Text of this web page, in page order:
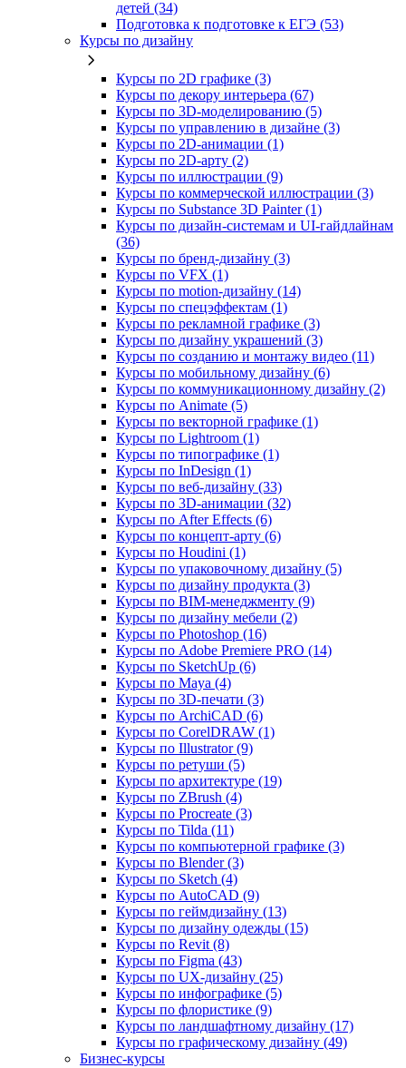
детей (34)
Подготовка к подготовке к ЕГЭ (53)
Курсы по дизайну
Курсы по 2D графике (3)
Курсы по декору интерьера (67)
Курсы по 3D‑моделированию (5)
Курсы по управлению в дизайне (3)
Курсы по 2D‑анимации (1)
Курсы по 2D‑арту (2)
Курсы по иллюстрации (9)
Курсы по коммерческой иллюстрации (3)
Курсы по Substance 3D Painter (1)
Курсы по дизайн-системам и UI-гайдлайнам
(36)
Курсы по бренд‑дизайну (3)
Курсы по VFX (1)
Курсы по motion-дизайну (14)
Курсы по спецэффектам (1)
Курсы по рекламной графике (3)
Курсы по дизайну украшений (3)
Курсы по созданию и монтажу видео (11)
Курсы по мобильному дизайну (6)
Курсы по коммуникационному дизайну (2)
Курсы по Animate (5)
Курсы по векторной графике (1)
Курсы по Lightroom (1)
Курсы по типографике (1)
Курсы по InDesign (1)
Курсы по веб‑дизайну (33)
Курсы по 3D‑анимации (32)
Курсы по After Effects (6)
Курсы по концепт‑арту (6)
Курсы по Houdini (1)
Курсы по упаковочному дизайну (5)
Курсы по дизайну продукта (3)
Курсы по BIM‑менеджменту (9)
Курсы по дизайну мебели (2)
Курсы по Photoshop (16)
Курсы по Adobe Premiere PRO (14)
Курсы по SketchUp (6)
Курсы по Maya (4)
Курсы по 3D-печати (3)
Курсы по ArchiCAD (6)
Курсы по CorelDRAW (1)
Курсы по Illustrator (9)
Курсы по ретуши (5)
Курсы по архитектуре (19)
Курсы по ZBrush (4)
Курсы по Procreate (3)
Курсы по Tilda (11)
Курсы по компьютерной графике (3)
Курсы по Blender (3)
Курсы по Sketch (4)
Курсы по AutoCAD (9)
Курсы по геймдизайну (13)
Курсы по дизайну одежды (15)
Курсы по Revit (8)
Курсы по Figma (43)
Курсы по UX‑дизайну (25)
Курсы по инфографике (5)
Курсы по флористике (9)
Курсы по ландшафтному дизайну (17)
Курсы по графическому дизайну (49)
Бизнес-курсы